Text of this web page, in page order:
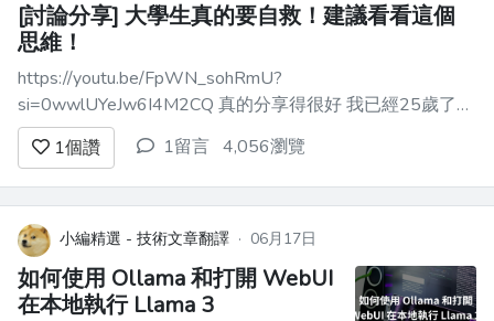
[討論分享] 大學生真的要自救！建議看看這個
思維！
https://youtu.be/FpWN_sohRmU?
si=0wwlUYeJw6I4M2CQ 真的分享得很好 我已經25歲了
如果19歲 20歲就開始有這種思維<br> 其實現在已經可以
做很大了<br> 分享給年輕人 <br> 或是想改變思維的人 只
傻傻地跟著學校 傻傻地聽從...
1個讚 1留言 4,056瀏覽
小編精選 - 技術文章翻譯 · 06月17日
如何使用 Ollama 和打開 WebUI
在本地執行 Llama 3